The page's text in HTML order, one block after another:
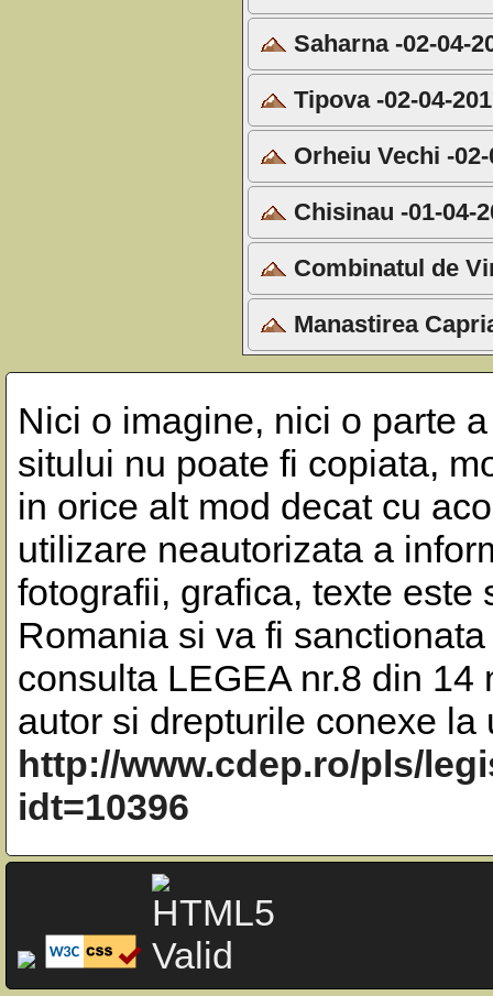
Saharna -02-04-
Tipova -02-04-
Orheiu Vechi -02-
Chisinau -01-04-
Combinatul de
Manastirea
Nici o imagine, nici o parte
sitului nu poate fi copiata,
in orice alt mod decat cu
utilizare neautorizata a
fotografii, grafica, texte
Romania si va fi
consulta LEGEA nr.8 din
autor si drepturile conexe la
http://www.cdep.ro/pls/
idt=10396